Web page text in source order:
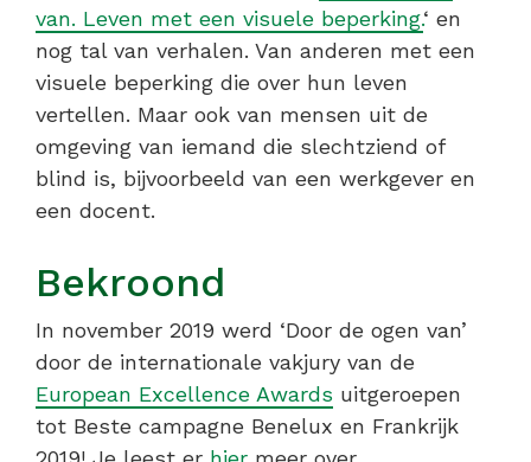
van. Leven met een visuele beperking.‘ en
nog tal van verhalen. Van anderen met een
visuele beperking die over hun leven
vertellen. Maar ook van mensen uit de
omgeving van iemand die slechtziend of
blind is, bijvoorbeeld van een werkgever en
een docent.
Bekroond
In november 2019 werd ‘Door de ogen van’
door de internationale vakjury van de
European Excellence Awards uitgeroepen
tot Beste campagne Benelux en Frankrijk